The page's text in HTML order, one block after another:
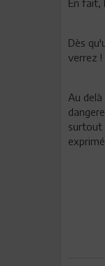
En fait,
Dès
verrez !
Au
surtout